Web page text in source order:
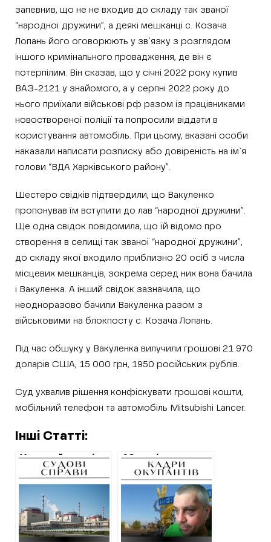
запевнив, що не не входив до складу так званої
“народної дружини”, а деякі мешканці с. Козача
Лопань його оговорюють у зв`язку з розглядом
іншого кримінального провадження, де він є
потерпілим. Він сказав, що у січні 2022 року купив
ВАЗ-2121 у знайомого, а у серпні 2022 року до
нього приїхали військові рф разом із працівниками
новоствореної поліції та попросили віддати в
користування автомобіль. При цьому, вказані особи
наказали написати розписку або довіреність на ім`я
голови “ВДА Харківського району”.
Шестеро свідків підтвердили, що Вакуленко
пропонував їм вступити до лав “народної дружини”.
Ще одна свідок повідомила, що їй відомо про
створення в селищі так званої “народної дружини”,
до складу якої входило приблизно 20 осіб з числа
місцевих мешканців, зокрема серед них вона бачила
і Вакуленка. А інший свідок зазначила, що
неодноразово бачили Вакуленка разом з
військовими на блокпосту с. Козача Лопань.
Під час обшуку у Вакуленка вилучили грошові 21 970
доларів США, 15 000 грн, 1950 російських рублів.
Суд ухвалив рішення конфіскувати грошові кошти,
мобільний телефон та автомобіль Mitsubishi Lancer.
Інші Статті:
Умовний термін
отримала
працівниця
харківського
підприємства,
яке
обслуговувало
10 років тюрми –
вирок керівнику
“народної міліції”
на Харківщині,
якого спочатку
виправдали